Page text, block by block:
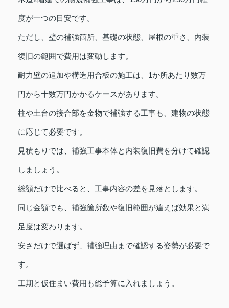
度が一つの目安です。
ただし、壁の補強箇所、基礎の状態、屋根の重さ、内装
復旧の範囲で費用は変動します。
耐力壁の追加や構造用合板の施工は、1か所あたり数万
円から十数万円かかるケースがあります。
柱や土台の接合部を金物で補強する工事も、建物の状態
に応じて必要です。
見積もりでは、補強工事本体と内装復旧費を分けて確認
しましょう。
総額だけで比べると、工事内容の差を見落とします。
同じ金額でも、補強箇所数や復旧範囲が違えば効果と満
足度は変わります。
安さだけで選ばず、補強理由まで確認する姿勢が必要で
す。
工期と仮住まい費用も総予算に入れましょう。